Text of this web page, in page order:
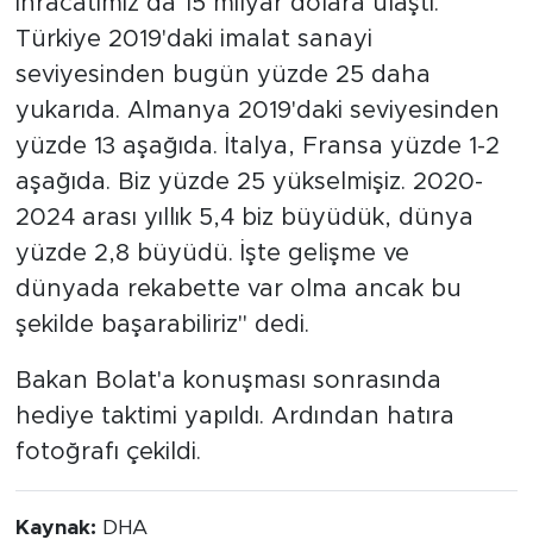
Türkiye 2019'daki imalat sanayi
seviyesinden bugün yüzde 25 daha
yukarıda. Almanya 2019'daki seviyesinden
yüzde 13 aşağıda. İtalya, Fransa yüzde 1-2
aşağıda. Biz yüzde 25 yükselmişiz. 2020-
2024 arası yıllık 5,4 biz büyüdük, dünya
yüzde 2,8 büyüdü. İşte gelişme ve
dünyada rekabette var olma ancak bu
şekilde başarabiliriz" dedi.
Bakan Bolat'a konuşması sonrasında
hediye taktimi yapıldı. Ardından hatıra
fotoğrafı çekildi.
Kaynak: DHA